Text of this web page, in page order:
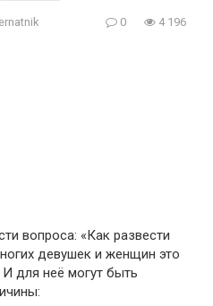
0 4 196
вопроса: «Как развести
девушек и женщин это
для неё могут быть